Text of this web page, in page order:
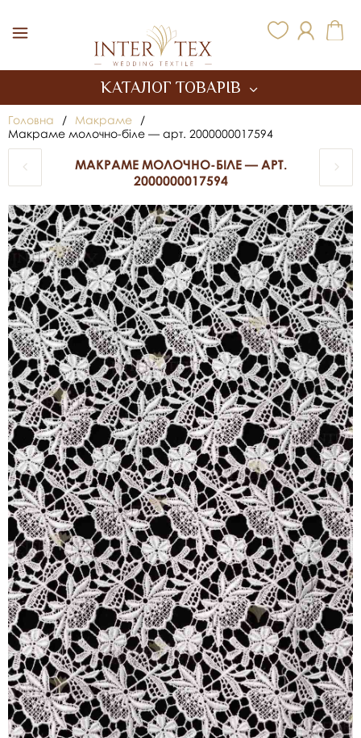
КАТАЛОГ ТОВАРІВ
Головна / Макраме
/
Макраме молочно-біле — арт. 2000000017594
МАКРАМЕ МОЛОЧНО-БІЛЕ — АРТ.
2000000017594